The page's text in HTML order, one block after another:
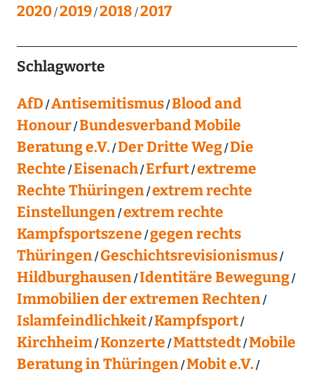
2020 2019 2018 2017
Schlagworte
AfD Antisemitismus Blood and
Honour Bundesverband Mobile
Beratung e.V. Der Dritte Weg Die
Rechte Eisenach Erfurt extreme
Rechte Thüringen extrem rechte
Einstellungen extrem rechte
Kampfsportszene gegen rechts
Thüringen Geschichtsrevisionismus
Hildburghausen Identitäre Bewegung
Immobilien der extremen Rechten
Islamfeindlichkeit Kampfsport
Kirchheim Konzerte Mattstedt Mobile
Beratung in Thüringen Mobit e.V.